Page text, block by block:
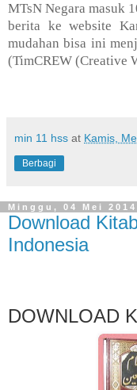
MTsN Negara masuk
berita ke website
mudahan bisa ini
(TimCREW (Creative
min 11 hss at Kamis,
Berbagi
Minggu, 04 Mei 2014
Download
Indonesia
DOWNLOAD